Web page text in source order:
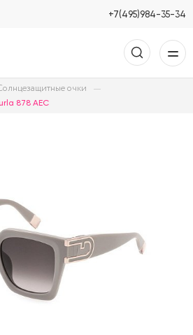
+7(495)984-35-34
очки
878 AEC